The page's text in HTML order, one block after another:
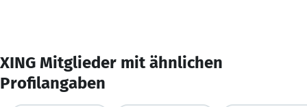
XING Mitglieder mit ähnlichen
Profilangaben